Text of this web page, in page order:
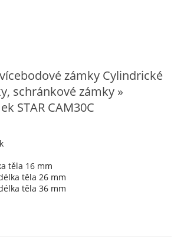
zámky Cylindrické
schránkové zámky »
STAR CAM30C
těla 16 mm
těla 26 mm
těla 36 mm